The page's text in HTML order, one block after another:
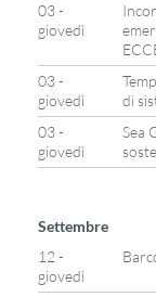
03 -
giovedì
03 -
giovedì
di
03 -
giovedì
Sea
Settembre
12 -
giovedì